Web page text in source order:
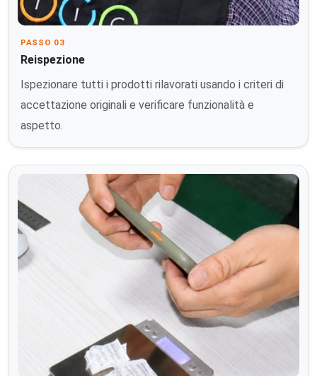
PASSO 03
Reispezione
Ispezionare tutti i prodotti rilavorati usando i criteri di
accettazione originali e verificare funzionalità e
aspetto.